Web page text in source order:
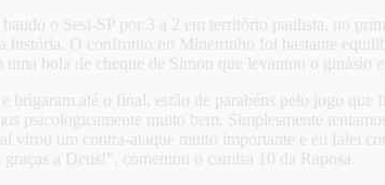
o Sesi-SP por 3 a 2 em território paulista, no
história. O confronto no Mineirinho foi bastante
bola de cheque de Simon que levantou o ginásio e
brigaram até o final, estão de parabéns pelo jogo
psicologicamente muito bem. Simplesmente
virou um contra-ataque muito importante e eu falei
a Deus!”, comentou o camisa 10 da Raposa.